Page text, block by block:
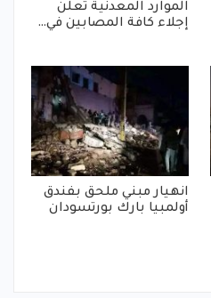
الموارد المعدنية تعلن
إجلاء كافة المصابين في…
انهيار مبني ملحق بفندق
أولمبيا بارك بورتسودان